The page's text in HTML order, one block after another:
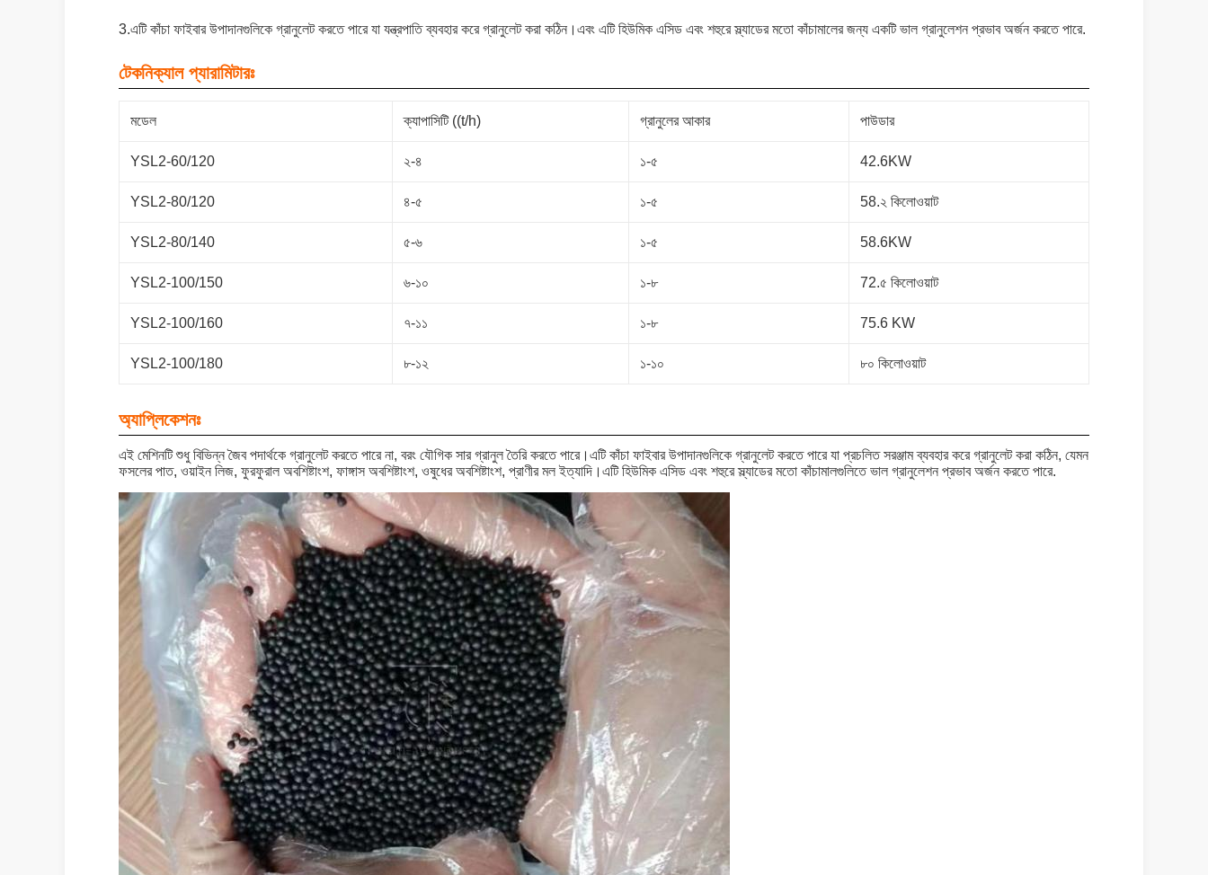
3.এটি কাঁচা ফাইবার উপাদানগুলিকে গ্রানুলেট করতে পারে যা যন্ত্রপাতি ব্যবহার করে গ্রানুলেট করা কঠিন।এবং এটি হিউমিক এসিড এবং শহুরে স্ল্যাডের মতো কাঁচামালের জন্য একটি ভাল গ্রানুলেশন প্রভাব অর্জন করতে পারে.
টেকনিক্যাল প্যারামিটারঃ
মডেল ক্যাপাসিটি ((t/h) গ্রানুলের আকার পাউডার
YSL2-60/120 ২-৪ ১-৫ 42.6KW
YSL2-80/120 ৪-৫ ১-৫ 58.২ কিলোওয়াট
YSL2-80/140 ৫-৬ ১-৫ 58.6KW
YSL2-100/150 ৬-১০ ১-৮ 72.৫ কিলোওয়াট
YSL2-100/160 ৭-১১ ১-৮ 75.6 KW
YSL2-100/180 ৮-১২ ১-১০ ৮০ কিলোওয়াট
অ্যাপ্লিকেশনঃ
এই মেশিনটি শুধু বিভিন্ন জৈব পদার্থকে গ্রানুলেট করতে পারে না, বরং যৌগিক সার গ্রানুল তৈরি করতে পারে।এটি কাঁচা ফাইবার উপাদানগুলিকে গ্রানুলেট করতে পারে যা প্রচলিত সরঞ্জাম ব্যবহার করে গ্রানুলেট করা কঠিন, যেমন
ফসলের পাত, ওয়াইন লিজ, ফুরফুরাল অবশিষ্টাংশ, ফাঙ্গাস অবশিষ্টাংশ, ওষুধের অবশিষ্টাংশ, প্রাণীর মল ইত্যাদি।এটি হিউমিক এসিড এবং শহুরে স্ল্যাডের মতো কাঁচামালগুলিতে ভাল গ্রানুলেশন প্রভাব অর্জন করতে পারে.